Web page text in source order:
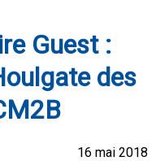
Guest :
des
16 mai 2018